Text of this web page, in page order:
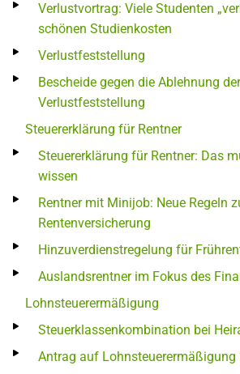
Verlustvortrag: Viele Studenten
schönen Studienkosten
Verlustfeststellung
Bescheide gegen die Ablehnung der
Verlustfeststellung
Steuererklärung für Rentner
Steuererklärung für Rentner: Das
wissen
Rentner mit Minijob: Neue Regeln
Rentenversicherung
Hinzuverdienstregelung für
Auslandsrentner im Fokus des
Lohnsteuerermäßigung
Steuerklassenkombination bei
Antrag auf Lohnsteuerermäßigung